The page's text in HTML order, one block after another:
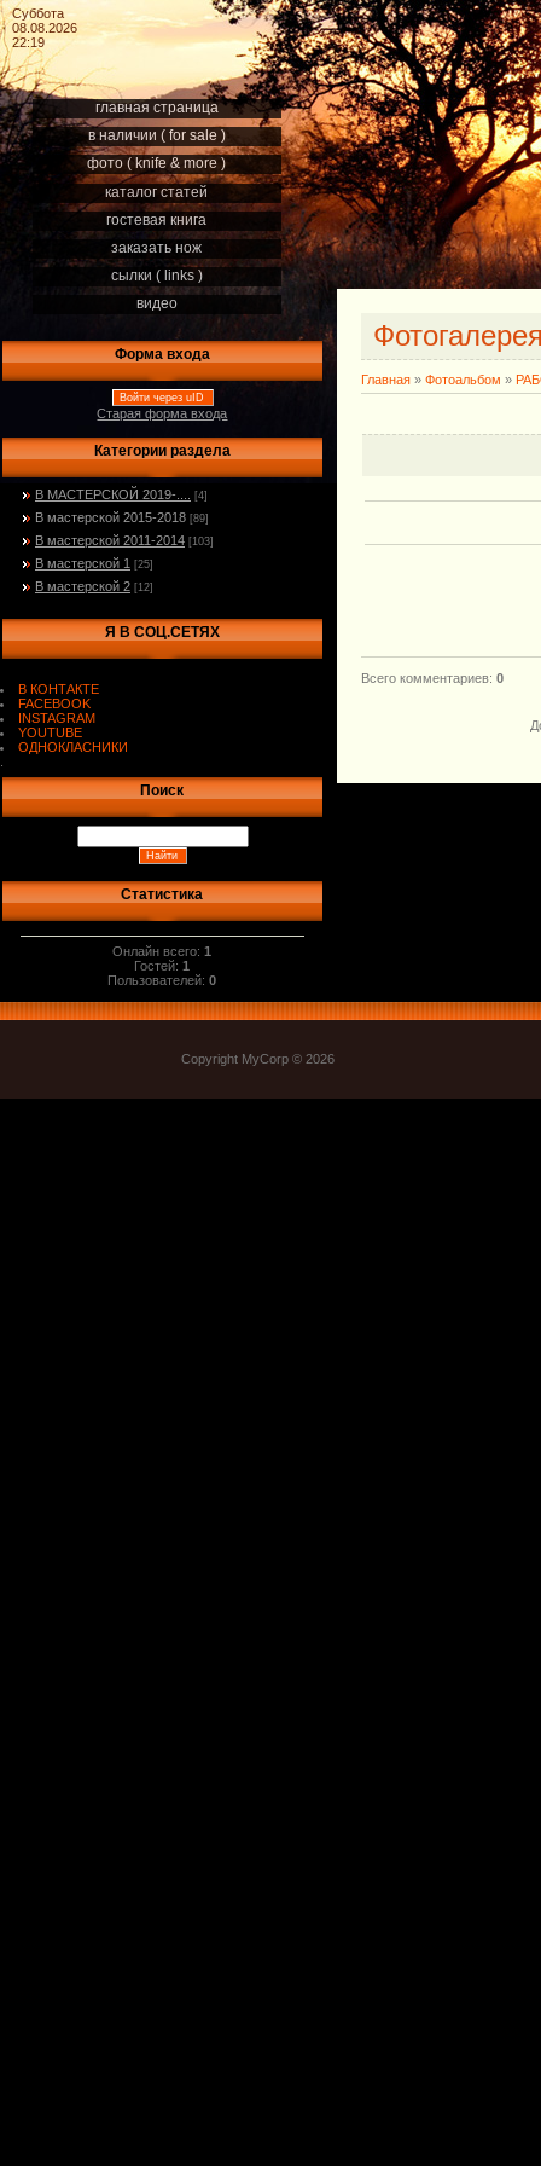
Суббота
08.08.2026
22:19
главная страница
в наличии ( for sale )
фото ( knife & more )
каталог статей
гостевая книга
заказать нож
сылки ( links )
видео
Форма входа
Войти через uID
Старая форма входа
Категории раздела
В МАСТЕРСКОЙ 2019-.... [4]
В мастерской 2015-2018 [89]
В мастерской 2011-2014 [103]
В мастерской 1 [25]
В мастерской 2 [12]
Я В СОЦ.СЕТЯХ
В КОНТАКТЕ
FACEBOOK
INSTAGRAM
YOUTUBE
ОДНОКЛАСНИКИ
Поиск
Статистика
Онлайн всего:1
Гостей:1
Пользователей:0
Главная » Фотоальбом »
Всего комментариев: 0
Copyright MyCorp © 2026